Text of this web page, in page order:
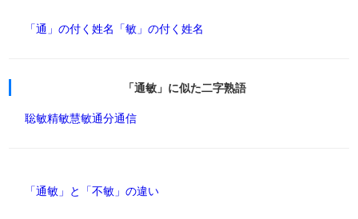
「通」の付く姓名 「敏」の付く姓名
「通敏」に似た二字熟語
聡敏精敏慧敏通分通信
「通敏」と「不敏」の違い